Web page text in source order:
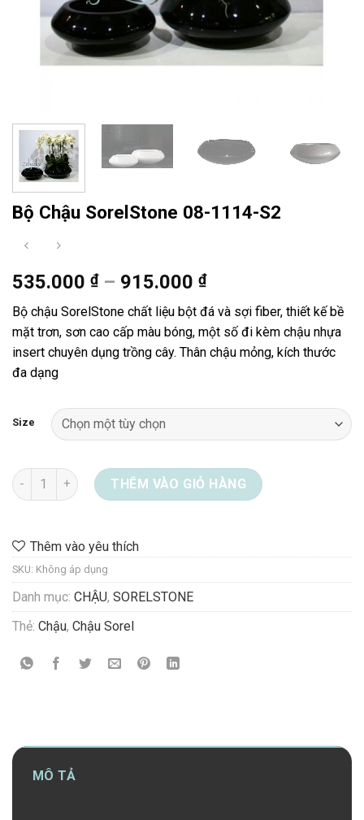
Bộ Chậu SorelStone 08-1114-S2
535.000 ₫ – 915.000 ₫Khoảng
giá:
từ
535.000 ₫
đến
Bộ chậu SorelStone chất liệu bột đá và sợi fiber, thiết kế bề
mặt trơn, sơn cao cấp màu bóng, một số đi kèm chậu nhựa
insert chuyên dụng trồng cây. Thân chậu mỏng, kích thước
đa dạng
Size
Bộ Chậu SorelStone 08-1114-S2 số lượng
THÊM VÀO GIỎ HÀNG
Thêm vào yêu thích
SKU: Không áp dụng
Danh mục: CHẬU, SORELSTONE
Thẻ: Chậu, Chậu Sorel
MÔ TẢ